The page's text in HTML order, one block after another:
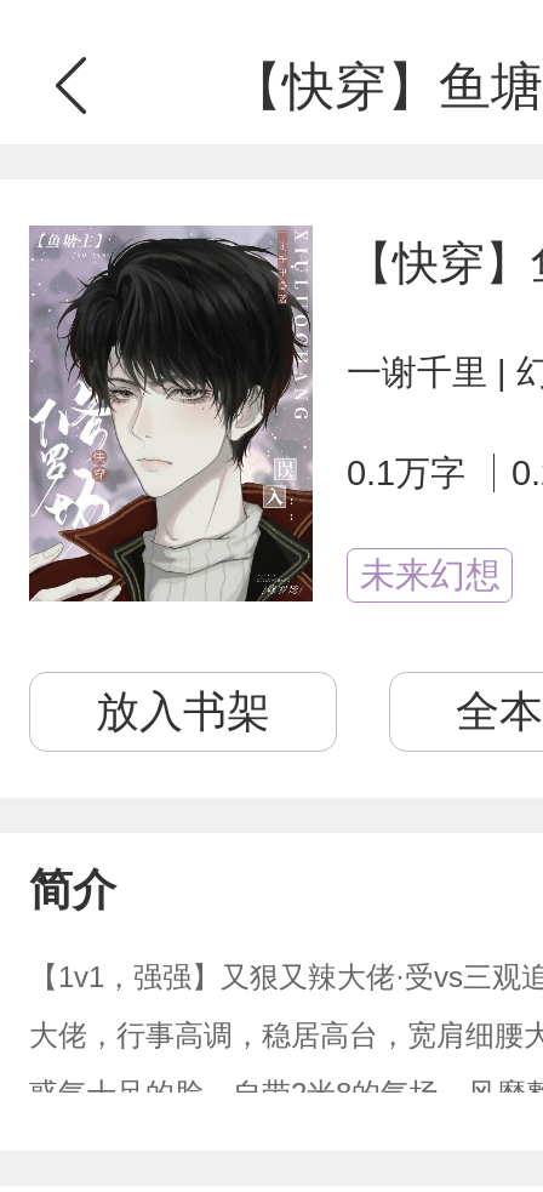
【快穿】鱼
【快穿
一谢千里 |
0.1万字
未来幻想
放入书架 全
简介
【1v1，强强】又狠又辣大佬·受vs三
大佬，行事高调，稳居高台，宽肩细腰
惑气十足的脸，自带2米8的气场。风